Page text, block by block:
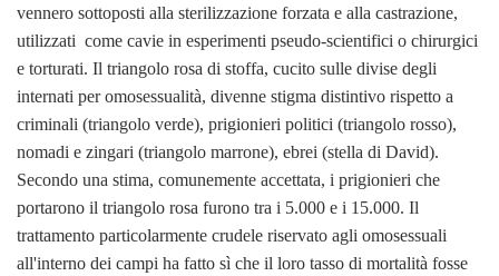
vennero sottoposti alla sterilizzazione forzata e alla castrazione,
utilizzati come cavie in esperimenti pseudo-scientifici o chirurgici
e torturati. Il triangolo rosa di stoffa, cucito sulle divise degli
internati per omosessualità, divenne stigma distintivo rispetto a
criminali (triangolo verde), prigionieri politici (triangolo rosso),
nomadi e zingari (triangolo marrone), ebrei (stella di David).
Secondo una stima, comunemente accettata, i prigionieri che
portarono il triangolo rosa furono tra i 5.000 e i 15.000. Il
trattamento particolarmente crudele riservato agli omosessuali
all'interno dei campi ha fatto sì che il loro tasso di mortalità fosse